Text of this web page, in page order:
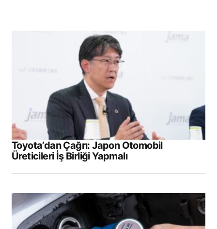
Toyota’dan Çağrı: Japon Otomobil
Üreticileri İş Birliği Yapmalı